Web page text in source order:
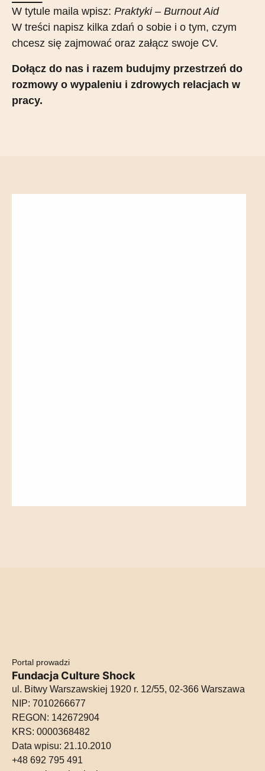
W tytule maila wpisz: Praktyki – Burnout Aid
W treści napisz kilka zdań o sobie i o tym, czym
chcesz się zajmować oraz załącz swoje CV.
Dołącz do nas i razem budujmy przestrzeń do
rozmowy o wypaleniu i zdrowych relacjach w
pracy.
Portal prowadzi
Fundacja Culture Shock
ul. Bitwy Warszawskiej 1920 r. 12/55, 02-366 Warszawa
NIP: 7010266677
REGON: 142672904
KRS: 0000368482
Data wpisu: 21.10.2010
+48 692 795 491